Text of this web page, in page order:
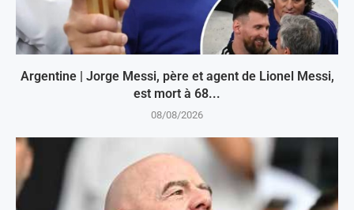
Argentine | Jorge Messi, père et agent de Lionel Messi,
est mort à 68...
08/08/2026